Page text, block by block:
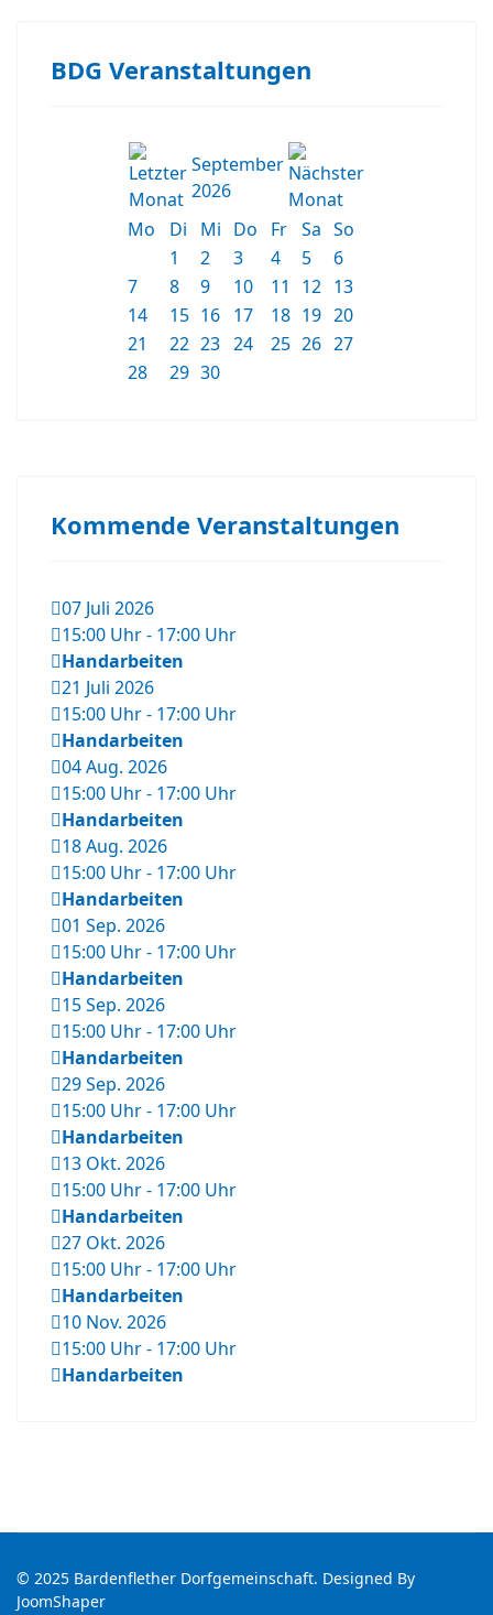
BDG Veranstaltungen
September
2026
Mo
Di Mi Do Fr Sa So
1
2 3 4 5
6
7
8 9 10 11 12 13
14
15 16 17 18 19 20
21
22 23 24 25 26 27
28
29 30
Kommende Veranstaltungen
07 Juli 2026
15:00 Uhr- 17:00 Uhr
Handarbeiten
21 Juli 2026
15:00 Uhr- 17:00 Uhr
Handarbeiten
04 Aug. 2026
15:00 Uhr- 17:00 Uhr
Handarbeiten
18 Aug. 2026
15:00 Uhr- 17:00 Uhr
Handarbeiten
01 Sep. 2026
15:00 Uhr- 17:00 Uhr
Handarbeiten
15 Sep. 2026
15:00 Uhr- 17:00 Uhr
Handarbeiten
29 Sep. 2026
15:00 Uhr- 17:00 Uhr
Handarbeiten
13 Okt. 2026
15:00 Uhr- 17:00 Uhr
Handarbeiten
27 Okt. 2026
15:00 Uhr- 17:00 Uhr
Handarbeiten
10 Nov. 2026
15:00 Uhr- 17:00 Uhr
Handarbeiten
© 2025 Bardenflether Dorfgemeinschaft. Designed By
JoomShaper